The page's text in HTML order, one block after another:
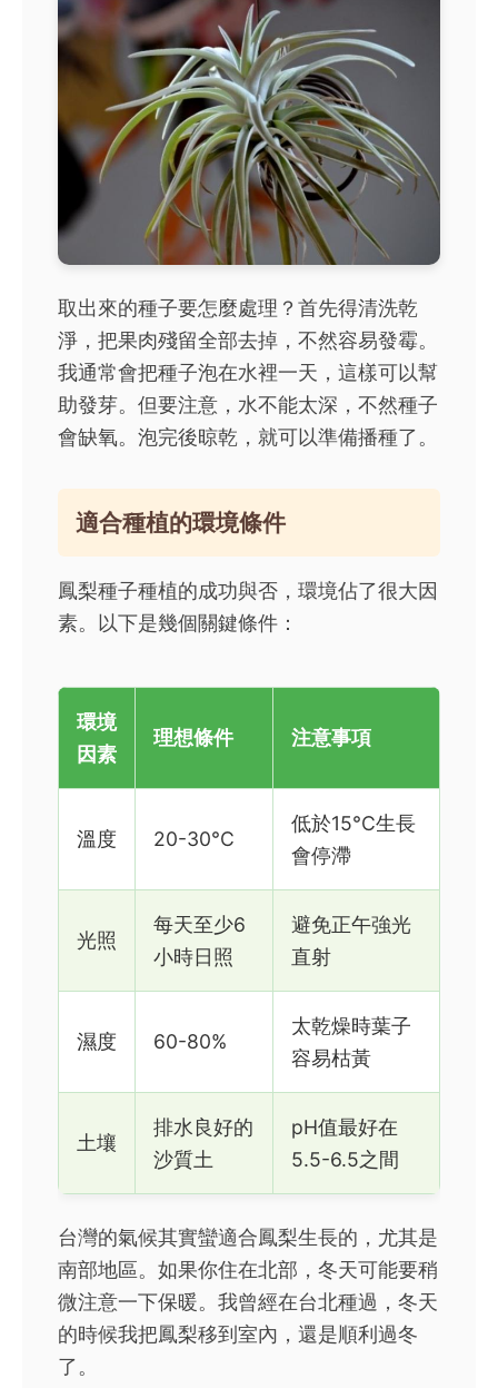
取出來的種子要怎麼處理？首先得清洗乾
淨，把果肉殘留全部去掉，不然容易發霉。
我通常會把種子泡在水裡一天，這樣可以幫
助發芽。但要注意，水不能太深，不然種子
會缺氧。泡完後晾乾，就可以準備播種了。
適合種植的環境條件
鳳梨種子種植的成功與否，環境佔了很大因
素。以下是幾個關鍵條件：
環境
因素
理想條件 注意事項
溫度 20-30°C
低於15°C生長
會停滯
光照
每天至少6
小時日照
避免正午強光
直射
濕度 60-80%
太乾燥時葉子
容易枯黃
土壤
排水良好的
沙質土
pH值最好在
5.5-6.5之間
台灣的氣候其實蠻適合鳳梨生長的，尤其是
南部地區。如果你住在北部，冬天可能要稍
微注意一下保暖。我曾經在台北種過，冬天
的時候我把鳳梨移到室內，還是順利過冬
了。